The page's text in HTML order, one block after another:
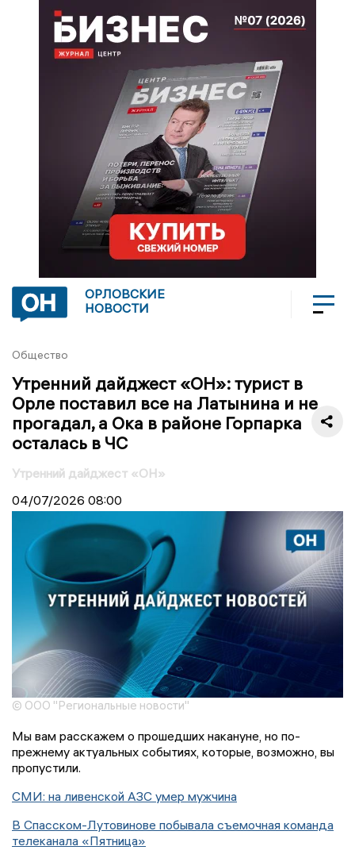
ОРЛОВСКИЕ
НОВОСТИ
Общество
Утренний дайджест «ОН»: турист в
Орле поставил все на Латынина и не
прогадал, а Ока в районе Горпарка
осталась в ЧС
Утренний дайджест «ОН»
04/07/2026 08:00
© ООО "Региональные новости"
Мы вам расскажем о прошедших накануне, но по-
прежнему актуальных событиях, которые, возможно, вы
пропустили.
СМИ: на ливенской АЗС умер мужчина
В Спасском-Лутовинове побывала съемочная команда
телеканала «Пятница»